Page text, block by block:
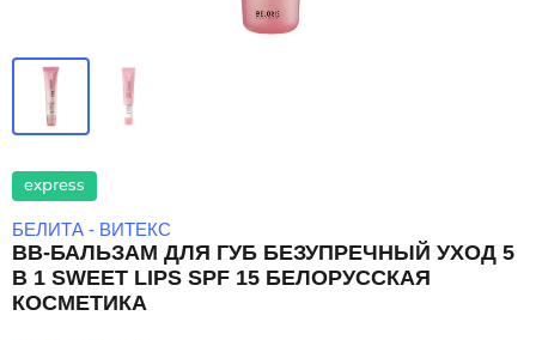
express
БЕЛИТА - ВИТЕКС
BB-БАЛЬЗАМ ДЛЯ ГУБ БЕЗУПРЕЧНЫЙ УХОД 5
В 1 SWEET LIPS SPF 15 БЕЛОРУССКАЯ
КОСМЕТИКА